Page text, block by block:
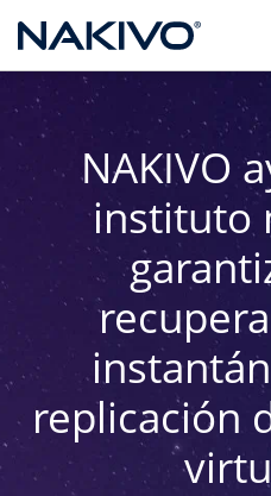
NAKIVO
instituto
replicación